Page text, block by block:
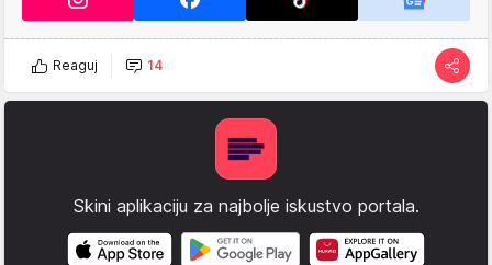
Reaguj 14
Skini aplikaciju za najbolje iskustvo portala.